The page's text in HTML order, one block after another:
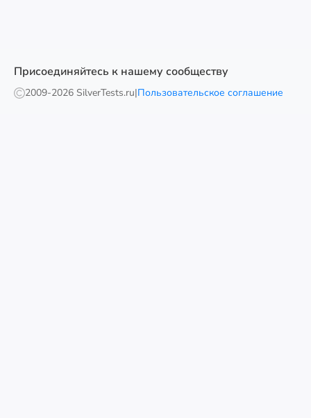
Присоединяйтесь к нашему сообществу
2009-2026 SilverTests.ru|Пользовательское соглашение